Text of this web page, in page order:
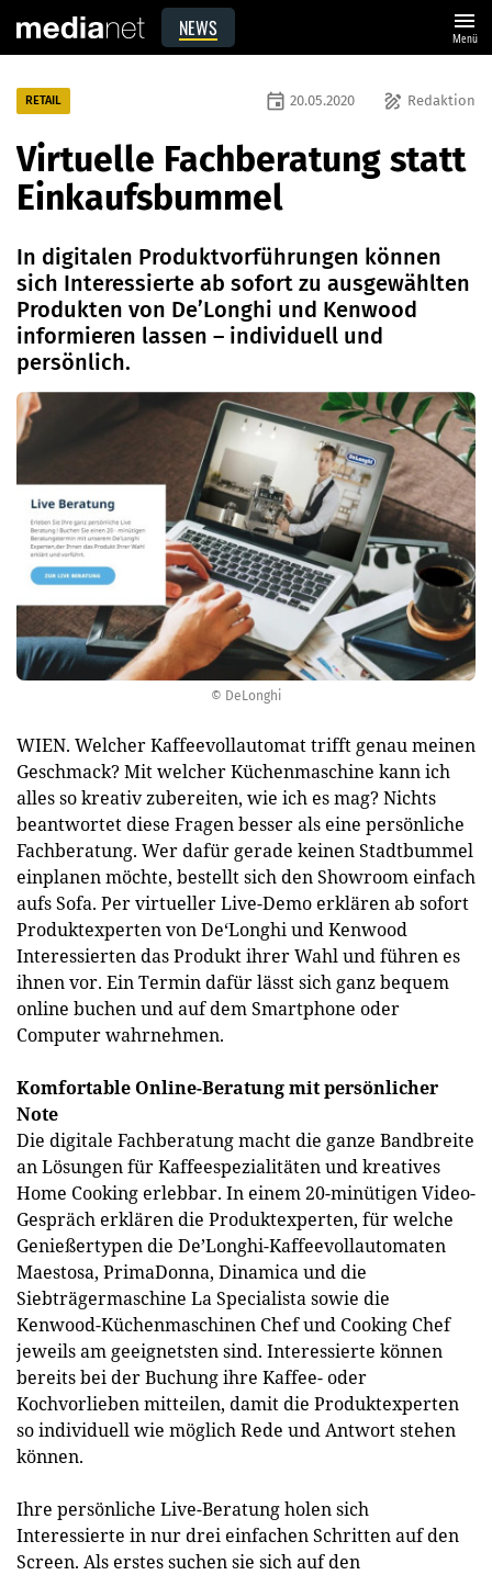
NEWS menu
Menü
© DeLonghi
RETAIL draw Redaktion
event 20.05.2020
Virtuelle Fachberatung statt
Einkaufsbummel
In digitalen Produktvorführungen können
sich Interessierte ab sofort zu ausgewählten
Produkten von De’Longhi und Kenwood
informieren lassen – individuell und
persönlich.
WIEN. Welcher Kaffeevollautomat trifft genau meinen
Geschmack? Mit welcher Küchenmaschine kann ich
alles so kreativ zubereiten, wie ich es mag? Nichts
beantwortet diese Fragen besser als eine persönliche
Fachberatung. Wer dafür gerade keinen Stadtbummel
einplanen möchte, bestellt sich den Showroom einfach
aufs Sofa. Per virtueller Live-Demo erklären ab sofort
Produktexperten von De‘Longhi und Kenwood
Interessierten das Produkt ihrer Wahl und führen es
ihnen vor. Ein Termin dafür lässt sich ganz bequem
online buchen und auf dem Smartphone oder
Computer wahrnehmen.
Komfortable Online-Beratung mit persönlicher
Note
Die digitale Fachberatung macht die ganze Bandbreite
an Lösungen für Kaffeespezialitäten und kreatives
Home Cooking erlebbar. In einem 20-minütigen Video-
Gespräch erklären die Produktexperten, für welche
Genießertypen die De’Longhi-Kaffeevollautomaten
Maestosa, PrimaDonna, Dinamica und die
Siebträgermaschine La Specialista sowie die
Kenwood-Küchenmaschinen Chef und Cooking Chef
jeweils am geeignetsten sind. Interessierte können
bereits bei der Buchung ihre Kaffee- oder
Kochvorlieben mitteilen, damit die Produktexperten
so individuell wie möglich Rede und Antwort stehen
können.
Ihre persönliche Live-Beratung holen sich
Interessierte in nur drei einfachen Schritten auf den
Screen. Als erstes suchen sie sich auf den